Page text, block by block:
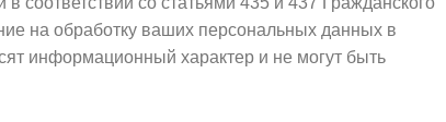
на обработку ваших персональных данных в
информационный характер и не могут быть